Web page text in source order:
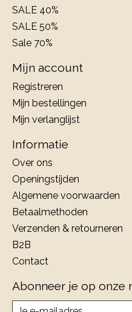
SALE 40%
SALE 50%
Sale 70%
Mijn account
Registreren
Mijn bestellingen
Mijn verlanglijst
Informatie
Over ons
Openingstijden
Algemene voorwaarden
Betaalmethoden
Verzenden & retourneren
B2B
Contact
Abonneer je op onze